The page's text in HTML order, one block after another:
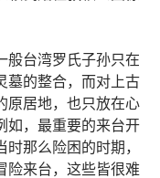
般台湾罗氏子孙只在
墓的整合，而对上古
原居地，也只放在心
如，最重要的来台开
那么险困的时期，
险来台，这些皆很难